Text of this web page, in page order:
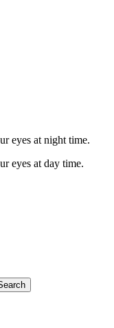
eyes at night time.
eyes at day time.